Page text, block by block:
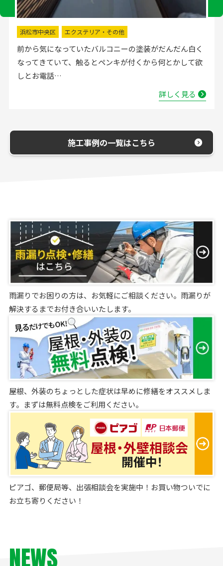
掛川市 水回りリフォーム
流し台の水栓が壊れたので直してほしいと弊社にお電話
いただきました。確認した所、水栓の吐水が落ちたよう
で取替する…
詳しく見る
施工事例の一覧はこちら
雨漏りでお困りの方は、お気軽にご相談ください。雨漏りが
解決するまでお付き合いいたします。
屋根、外装のちょっとした症状は早めに修繕をオススメしま
す。まずは無料点検をご利用ください。
ピアゴ、郵便局等、出張相談会を実施中！お買い物ついでに
お立ち寄りください！
NEWS